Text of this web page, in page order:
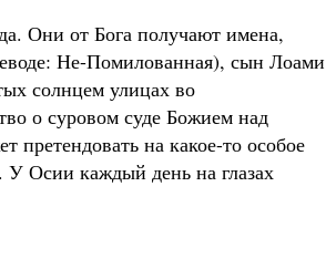
Они от Бога получают имена,
Не-Помилованная), сын Лоами
солнцем улицах во
о суровом суде Божием над
претендовать на какое-то особое
Осии каждый день на глазах